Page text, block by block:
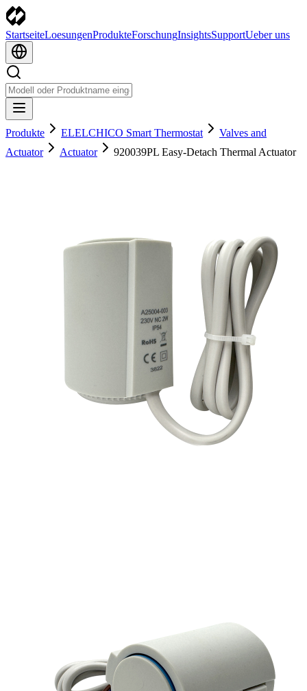
StartseiteLoesungenProdukteForschungInsightsSupportUeber uns
Produkte ELELCHICO Smart Thermostat
Valves and
Actuator
Actuator 920039PL Easy-Detach Thermal Actuator